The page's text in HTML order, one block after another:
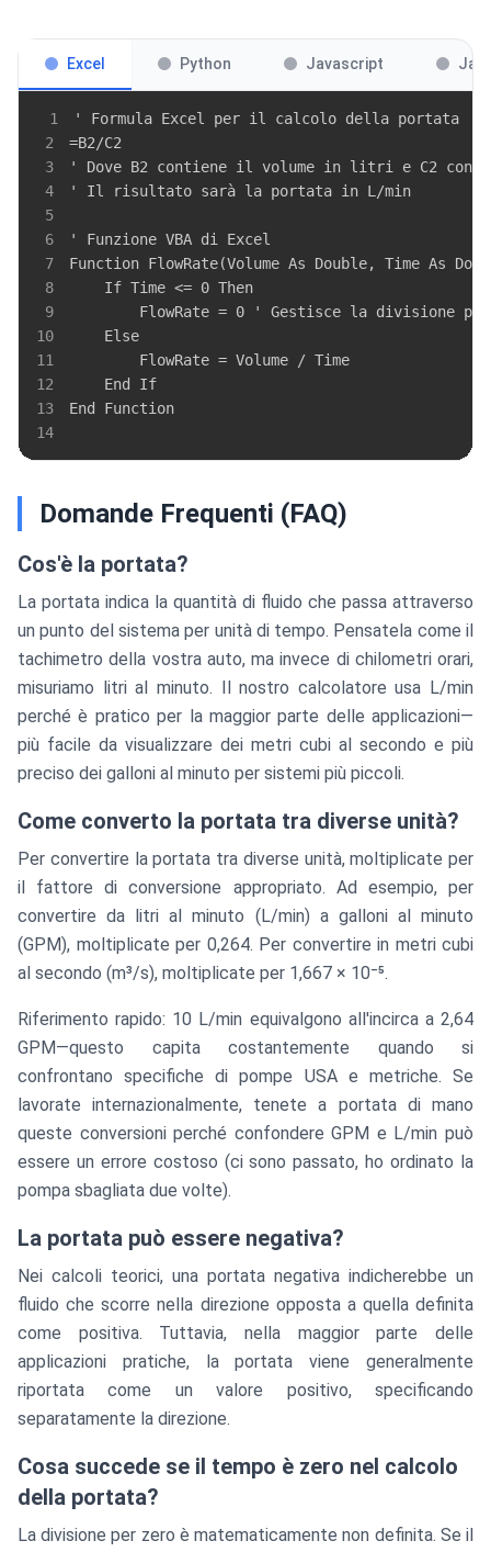
Excel Python Javascript
1
' Formula Excel per il calcolo della portata
2
3
4
' Il risultato sarà la portata in L/min
5
6
7
8
    If Time <= 0 Then
9
10
    Else
11
        FlowRate = Volume / Time
12
    End If
13
End Function
14
Domande Frequenti (FAQ)
Cos'è la portata?
La portata indica la quantità di fluido che passa attraverso
un punto del sistema per unità di tempo. Pensatela come il
tachimetro della vostra auto, ma invece di chilometri orari,
misuriamo litri al minuto. Il nostro calcolatore usa L/min
perché è pratico per la maggior parte delle applicazioni—
più facile da visualizzare dei metri cubi al secondo e più
preciso dei galloni al minuto per sistemi più piccoli.
Come converto la portata tra diverse unità?
Per convertire la portata tra diverse unità, moltiplicate per
il fattore di conversione appropriato. Ad esempio, per
convertire da litri al minuto (L/min) a galloni al minuto
(GPM), moltiplicate per 0,264. Per convertire in metri cubi
al secondo (m³/s), moltiplicate per 1,667 × 10⁻⁵.
Riferimento rapido: 10 L/min equivalgono all'incirca a 2,64
GPM—questo capita costantemente quando si
confrontano specifiche di pompe USA e metriche. Se
lavorate internazionalmente, tenete a portata di mano
queste conversioni perché confondere GPM e L/min può
essere un errore costoso (ci sono passato, ho ordinato la
pompa sbagliata due volte).
La portata può essere negativa?
Nei calcoli teorici, una portata negativa indicherebbe un
fluido che scorre nella direzione opposta a quella definita
come positiva. Tuttavia, nella maggior parte delle
applicazioni pratiche, la portata viene generalmente
riportata come un valore positivo, specificando
separatamente la direzione.
Cosa succede se il tempo è zero nel calcolo
della portata?
La divisione per zero è matematicamente non definita. Se il